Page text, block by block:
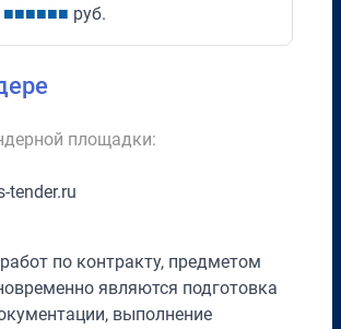
■■■■■■ руб.
площадки:
tender.ru
по контракту, предметом
являются подготовка
выполнение